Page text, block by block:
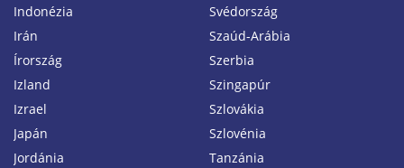
Indonézia
Irán
Írország
Izland
Izrael
Japán
Jordánia
Svédország
Szaúd-Arábia
Szerbia
Szingapúr
Szlovákia
Szlovénia
Tanzánia